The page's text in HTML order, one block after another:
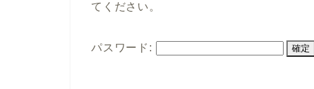
てください。
パスワード: